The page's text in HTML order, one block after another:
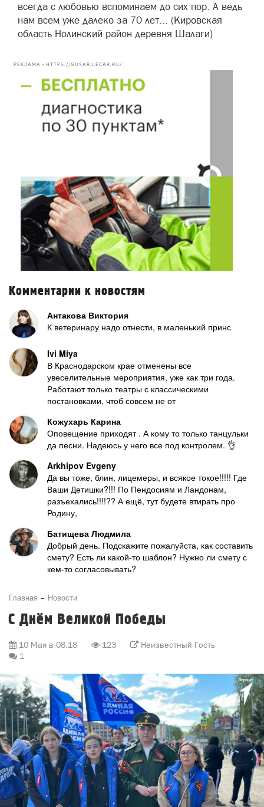
всегда с любовью вспоминаем до сих пор. А ведь
нам всем уже далеко за 70 лет... (Кировская
область Нолинский район деревня Шалаги)
РЕКЛАМА • HTTPS://GUSAR.LECAR.RU/
Комментарии к новостям
Антакова Виктория
К ветеринару надо отнести, в маленький принс
Ivi Miya
В Краснодарском крае отменены все
увеселительные мероприятия, уже как три года.
Работают только театры с классическими
постановками, чтоб совсем не от
Кожухарь Карина
Оповещение приходят . А кому то только танцульки
да песни. Надеюсь у него все под контролем. 👌
Arkhipov Evgeny
Да вы тоже, блин, лицемеры, и всякое токое!!!!! Где
Ваши Детишки?!!! По Пендосиям и Ландонам,
разъехались!!!!?? А ещё, тут будете втирать про
Родину,
Батищева Людмила
Добрый день. Подскажите пожалуйста, как составить
смету? Есть ли какой-то шаблон? Нужно ли смету с
кем-то согласовывать?
Главная Новости
С Днём Великой Победы
10 Мая в 08:18 123
Неизвестный Гость
1